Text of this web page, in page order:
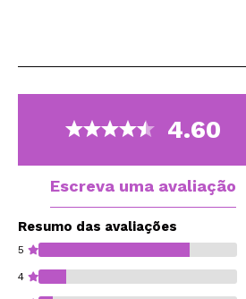
4.60
Escreva uma avaliação
Resumo das avaliações
5
4